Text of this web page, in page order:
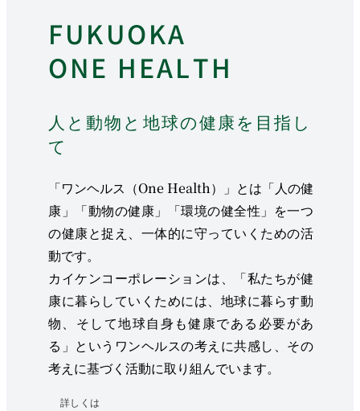
FUKUOKA
ONE HEALTH
人と動物と地球の健康を目指し
て
「ワンヘルス（One Health）」とは「人の健
康」「動物の健康」「環境の健全性」を一つ
の健康と捉え、一体的に守っていくための活
動です。
カイケンコーポレーションは、「私たちが健
康に暮らしていくためには、地球に暮らす動
物、そして地球自身も健康である必要があ
る」というワンヘルスの考えに共感し、その
考えに基づく活動に取り組んでいます。
詳しくは